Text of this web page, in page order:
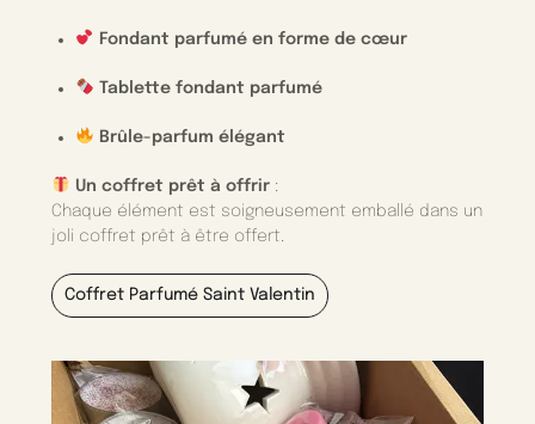
Fondant parfumé en forme de cœur
Tablette fondant parfumé
Brûle-parfum élégant
Un coffret prêt à offrir:
Chaque élément est soigneusement emballé dans un
joli coffret prêt à être offert.
Coffret Parfumé Saint Valentin